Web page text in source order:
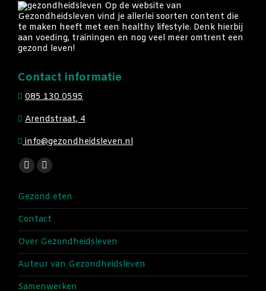
Op de website van
Gezondheidsleven vind je allerlei soorten content die
te maken heeft met een healthy lifestyle. Denk hierbij
aan voeding, trainingen en nog veel meer omtrent een
gezond leven!
Contact informatie
085 130 0595
Arendstraat, 4
info@gezondheidsleven.nl
Vind ons op:
Facebook
opens
in
new
Instagram
opens
in
new
Gezond eten
Contact
Over Gezondheidsleven
Auteur van Gezondheidsleven
Samenwerken